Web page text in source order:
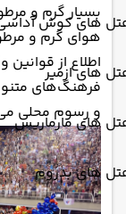
های کوش
های ازمیر
های مارماریس
های بدروم
بسیار گرم و
هوای گرم و
اطلاع از
فرهنگ‌های
و رسوم محلی